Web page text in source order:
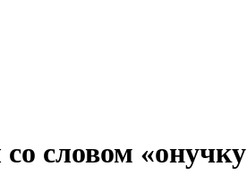
словом